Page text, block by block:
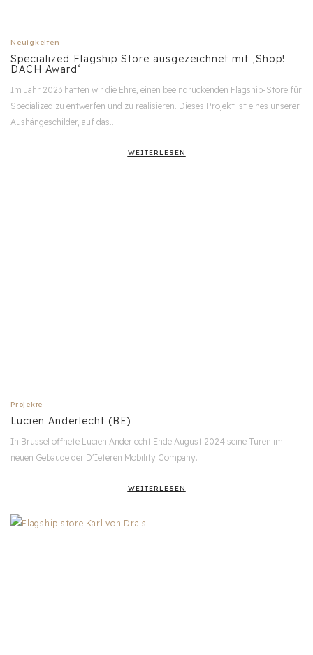
Neuigkeiten
Specialized Flagship Store ausgezeichnet mit ‚Shop!
DACH Award‘
Im Jahr 2023 hatten wir die Ehre, einen beeindruckenden Flagship-Store für
Specialized zu entwerfen und zu realisieren. Dieses Projekt ist eines unserer
Aushängeschilder, auf das…
WEITERLESEN
Projekte
Lucien Anderlecht (BE)
In Brüssel öffnete Lucien Anderlecht Ende August 2024 seine Türen im
neuen Gebäude der D’Ieteren Mobility Company.
WEITERLESEN